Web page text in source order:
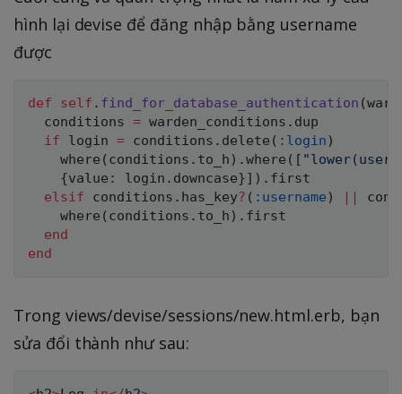
hình lại devise để đăng nhập bằng username
được
def self . find_for_database_authentication (
  conditions
= warden_conditions . dup
if login = conditions . delete ( :login )
    where
( conditions . to_h ) .where ( [
{value : login . downcase}] ) . first
elsif conditions . has_key? ( :username ) ||
    where
( conditions . to_h ) . first
end
end
Trong views/devise/sessions/new.html.erb, bạn
sửa đổi thành như sau: